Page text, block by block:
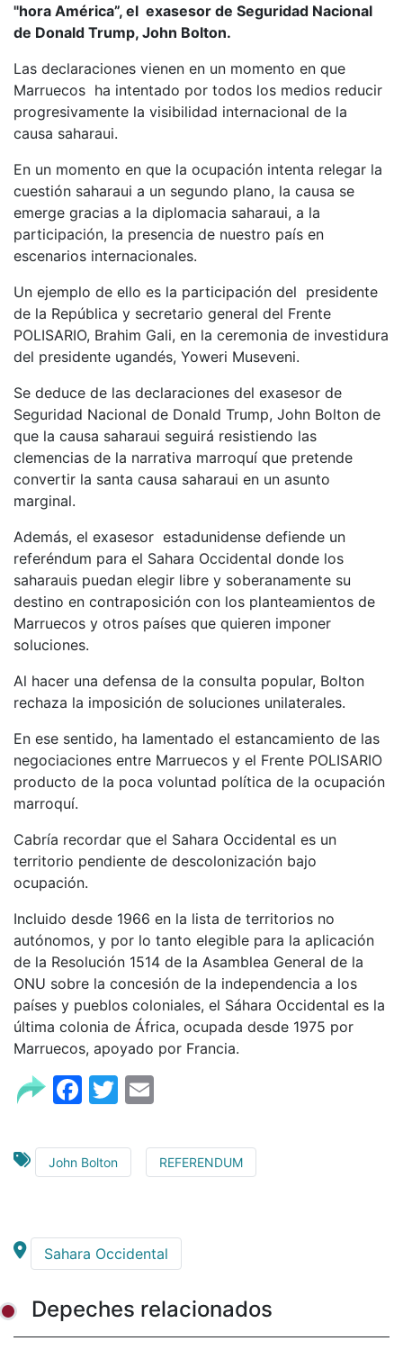
"hora América”, el exasesor de Seguridad Nacional
de Donald Trump, John Bolton.
Las declaraciones vienen en un momento en que
Marruecos ha intentado por todos los medios reducir
progresivamente la visibilidad internacional de la
causa saharaui.
En un momento en que la ocupación intenta relegar la
cuestión saharaui a un segundo plano, la causa se
emerge gracias a la diplomacia saharaui, a la
participación, la presencia de nuestro país en
escenarios internacionales.
Un ejemplo de ello es la participación del presidente
de la República y secretario general del Frente
POLISARIO, Brahim Gali, en la ceremonia de investidura
del presidente ugandés, Yoweri Museveni.
Se deduce de las declaraciones del exasesor de
Seguridad Nacional de Donald Trump, John Bolton de
que la causa saharaui seguirá resistiendo las
clemencias de la narrativa marroquí que pretende
convertir la santa causa saharaui en un asunto
marginal.
Además, el exasesor estadunidense defiende un
referéndum para el Sahara Occidental donde los
saharauis puedan elegir libre y soberanamente su
destino en contraposición con los planteamientos de
Marruecos y otros países que quieren imponer
soluciones.
Al hacer una defensa de la consulta popular, Bolton
rechaza la imposición de soluciones unilaterales.
En ese sentido, ha lamentado el estancamiento de las
negociaciones entre Marruecos y el Frente POLISARIO
producto de la poca voluntad política de la ocupación
marroquí.
Cabría recordar que el Sahara Occidental es un
territorio pendiente de descolonización bajo
ocupación.
Incluido desde 1966 en la lista de territorios no
autónomos, y por lo tanto elegible para la aplicación
de la Resolución 1514 de la Asamblea General de la
ONU sobre la concesión de la independencia a los
países y pueblos coloniales, el Sáhara Occidental es la
última colonia de África, ocupada desde 1975 por
Marruecos, apoyado por Francia.
Facebook
Twitter
John Bolton REFERENDUM
Sahara Occidental
Depeches relacionados